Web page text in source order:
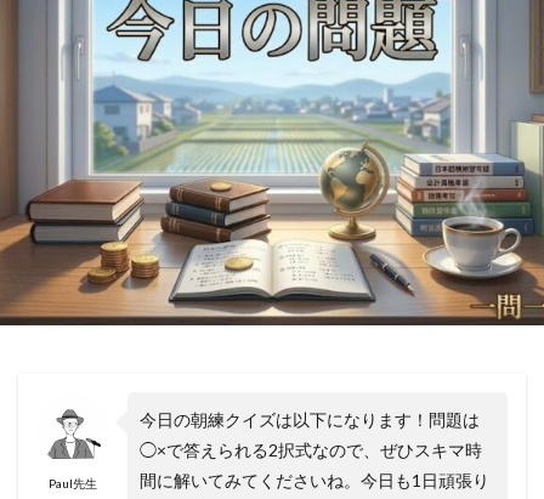
Paul先生
今日の朝練クイズは以下になります！問題は
◯×で答えられる2択式なので、ぜひスキマ時
間に解いてみてくださいね。今日も1日頑張り